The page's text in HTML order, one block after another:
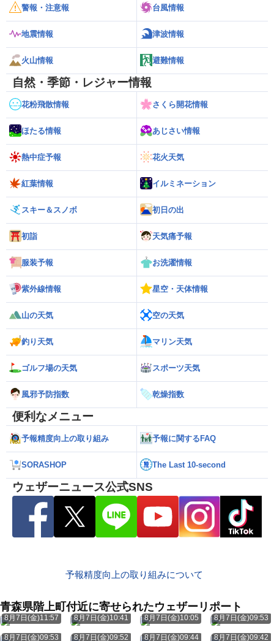
警報・注意報 台風情報
地震情報 津波情報
火山情報 避難情報
自然・季節・レジャー情報
花粉飛散情報 さくら開花情報
ほたる情報 あじさい情報
熱中症予報 花火天気
紅葉情報 イルミネーション
スキー＆スノボ 初日の出
初詣 天気痛予報
服装予報 お洗濯情報
紫外線情報 星空・天体情報
山の天気 空の天気
釣り天気 マリン天気
ゴルフ場の天気 スポーツ天気
風邪予防指数 乾燥指数
便利なメニュー
予報精度向上の取り組み 予報に関するFAQ
SORASHOP The Last 10-second
ウェザーニュース公式SNS
予報精度向上の取り組みについて
青森県階上町付近に寄せられたウェザーリポート
8月7日(金)11:57 8月7日(金)10:41 8月7日(金)10:05 8月7日(金)09:53
8月7日(金)09:53 8月7日(金)09:52 8月7日(金)09:44 8月7日(金)09:42